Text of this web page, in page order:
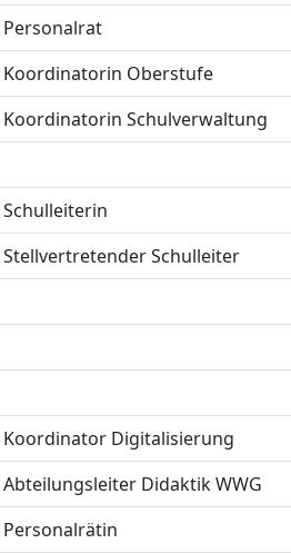
Personalrat
Koordinatorin Oberstufe
Koordinatorin Schulverwaltung
Schulleiterin
Stellvertretender Schulleiter
Koordinator Digitalisierung
Abteilungsleiter Didaktik WWG
Personalrätin